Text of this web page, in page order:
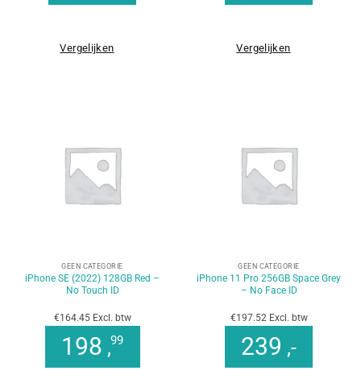
Vergelijken Vergelijken
GEEN CATEGORIE
iPhone SE (2022) 128GB Red –
No Touch ID
€164.45 Excl. btw
198 ,99
GEEN CATEGORIE
iPhone 11 Pro 256GB Space Grey
– No Face ID
€197.52 Excl. btw
239 ,-